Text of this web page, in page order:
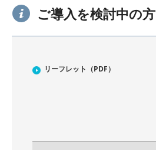
ご導入を検討中の方
リーフレット（PDF）